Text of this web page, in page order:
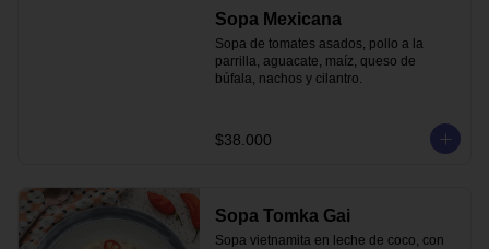
Sopa Mexicana
Sopa de tomates asados, pollo a la
parrilla, aguacate, maíz, queso de
búfala, nachos y cilantro.
$38.000
Sopa Tomka Gai
Sopa vietnamita en leche de coco, con